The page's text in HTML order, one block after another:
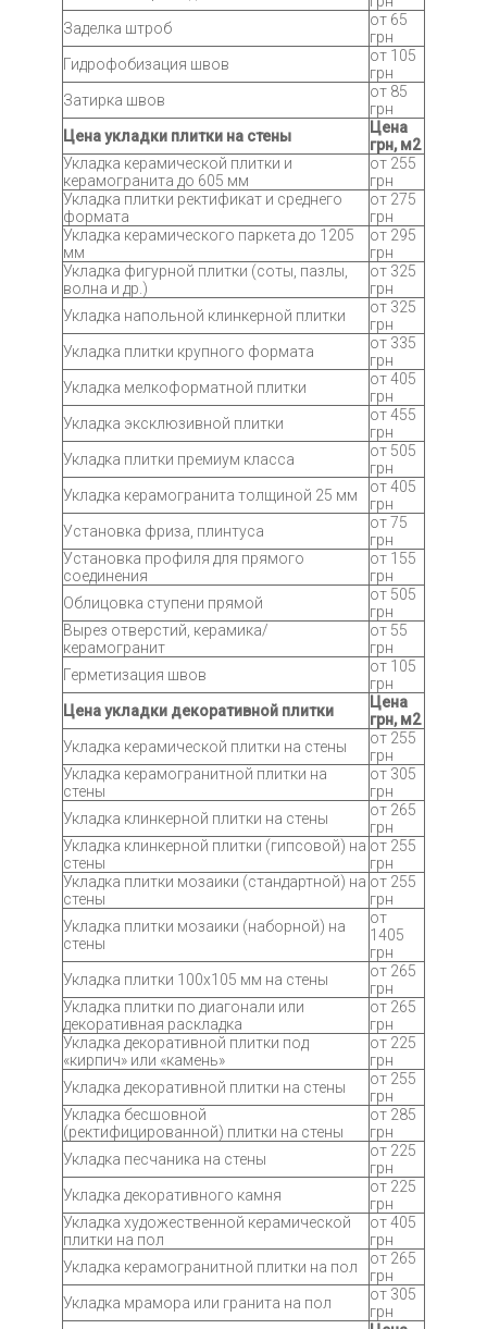
Заделка штроб
от 65
грн
Гидрофобизация швов
от 105
грн
Затирка швов
от 85
грн
Цена укладки плитки на стены
Цена
грн, м2
Укладка керамической плитки и
керамогранита до 605 мм
от 255
грн
Укладка плитки ректификат и среднего
формата
от 275
грн
Укладка керамического паркета до 1205
мм
от 295
грн
Укладка фигурной плитки (соты, пазлы,
волна и др.)
от 325
грн
Укладка напольной клинкерной плитки
от 325
грн
Укладка плитки крупного формата
от 335
грн
Укладка мелкоформатной плитки
от 405
грн
Укладка эксклюзивной плитки
от 455
грн
Укладка плитки премиум класса
от 505
грн
Укладка керамогранита толщиной 25 мм
от 405
грн
Установка фриза, плинтуса
от 75
грн
Установка профиля для прямого
соединения
от 155
грн
Облицовка ступени прямой
от 505
грн
Вырез отверстий, керамика/
керамогранит
от 55
грн
Герметизация швов
от 105
грн
Цена укладки декоративной плитки
Цена
грн, м2
Укладка керамической плитки на стены
от 255
грн
Укладка керамогранитной плитки на
стены
от 305
грн
Укладка клинкерной плитки на стены
от 265
грн
Укладка клинкерной плитки (гипсовой) на
стены
от 255
грн
Укладка плитки мозаики (стандартной) на
стены
от 255
грн
Укладка плитки мозаики (наборной) на
стены
от
1405
грн
Укладка плитки 100х105 мм на стены
от 265
грн
Укладка плитки по диагонали или
декоративная раскладка
от 265
грн
Укладка декоративной плитки под
«кирпич» или «камень»
от 225
грн
Укладка декоративной плитки на стены
от 255
грн
Укладка бесшовной
(ректифицированной) плитки на стены
от 285
грн
Укладка песчаника на стены
от 225
грн
Укладка декоративного камня
от 225
грн
Укладка художественной керамической
плитки на пол
от 405
грн
Укладка керамогранитной плитки на пол
от 265
грн
Укладка мрамора или гранита на пол
от 305
грн